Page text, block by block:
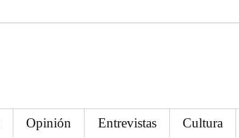
Opinión Entrevistas Cultura